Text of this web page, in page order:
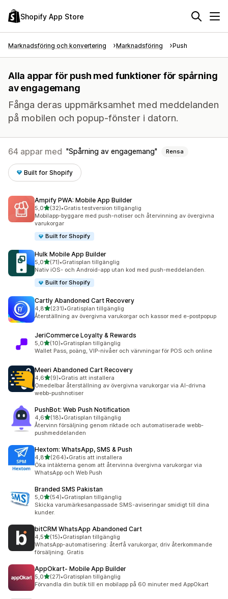
Shopify App Store
Marknadsföring och konvertering Marknadsföring Push
Alla appar för push med funktioner för spårning
av engagemang
Fånga deras uppmärksamhet med meddelanden
på mobilen och popup-fönster i datorn.
64 appar med Spårning av engagemang Rensa
Built for Shopify
Ampify PWA: Mobile App Builder
5,0av 5 stjärnor
(32)
32 recensioner totalt
•Gratis testversion tillgänglig
Mobilapp-byggare med push-notiser och återvinning av övergivna
varukorgar
Built for Shopify
Hulk Mobile App Builder
5,0av 5 stjärnor
(71)
71 recensioner totalt
•Gratisplan tillgänglig
Nativ iOS- och Android-app utan kod med push-meddelanden.
Built for Shopify
Cartly Abandoned Cart Recovery
4,8av 5 stjärnor
(231)
231 recensioner totalt
•Gratisplan tillgänglig
Återställning av övergivna varukorgar och kassor med e-postpopup
JeriCommerce Loyalty & Rewards
5,0av 5 stjärnor
(10)
10 recensioner totalt
•Gratisplan tillgänglig
Wallet Pass, poäng, VIP-nivåer och värvningar för POS och online
Meeri Abandoned Cart Recovery
4,6av 5 stjärnor
(9)
9 recensioner totalt
•Gratis att installera
Omedelbar återställning av övergivna varukorgar via AI-drivna
webb-pushnotiser
PushBot: Web Push Notification
4,6av 5 stjärnor
(18)
18 recensioner totalt
•Gratisplan tillgänglig
Återvinn försäljning genom riktade och automatiserade webb-
pushmeddelanden
Hextom: WhatsApp, SMS & Push
4,8av 5 stjärnor
(264)
264 recensioner totalt
•Gratis att installera
Öka intäkterna genom att återvinna övergivna varukorgar via
WhatsApp och Web Push
Branded SMS Pakistan
5,0av 5 stjärnor
(54)
54 recensioner totalt
•Gratisplan tillgänglig
Skicka varumärkesanpassade SMS-aviseringar smidigt till dina
kunder.
bitCRM WhatsApp Abandoned Cart
4,5av 5 stjärnor
(15)
15 recensioner totalt
•Gratisplan tillgänglig
WhatsApp-automatisering: återfå varukorgar, driv återkommande
försäljning. Gratis
AppOkart‑ Mobile App Builder
5,0av 5 stjärnor
(27)
27 recensioner totalt
•Gratisplan tillgänglig
Förvandla din butik till en mobilapp på 60 minuter med AppOkart